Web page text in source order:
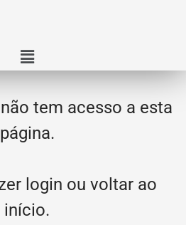
tem acesso a esta
página.
login ou voltar ao
início.